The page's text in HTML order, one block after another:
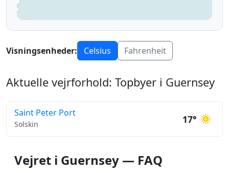
Visningsenheder: Celsius Fahrenheit
Aktuelle vejrforhold: Topbyer i Guernsey
Saint Peter Port
Solskin 17°
Vejret i Guernsey — FAQ